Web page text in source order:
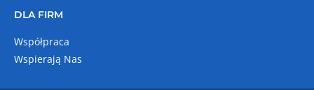
DLA FIRM
Współpraca
Wspierają Nas